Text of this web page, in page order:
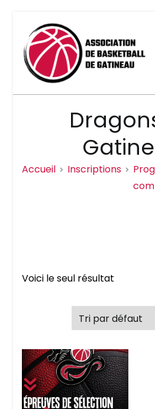
contenu
Association
de Gatineau
Accueil Inscriptions
Voici le seul résultat